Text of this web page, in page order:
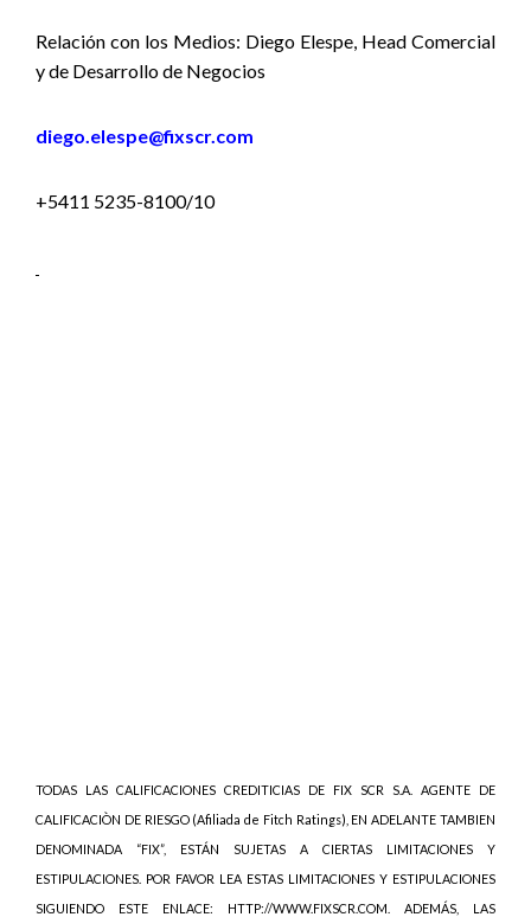
Relación con los Medios: Diego Elespe, Head Comercial
y de Desarrollo de Negocios
diego.elespe@fixscr.com
+5411 5235-8100/10
TODAS LAS CALIFICACIONES CREDITICIAS DE FIX SCR S.A. AGENTE DE
CALIFICACIÒN DE RIESGO (Afiliada de Fitch Ratings), EN ADELANTE TAMBIEN
DENOMINADA “FIX”, ESTÁN SUJETAS A CIERTAS LIMITACIONES Y
ESTIPULACIONES. POR FAVOR LEA ESTAS LIMITACIONES Y ESTIPULACIONES
SIGUIENDO ESTE ENLACE: HTTP://WWW.FIXSCR.COM. ADEMÁS, LAS